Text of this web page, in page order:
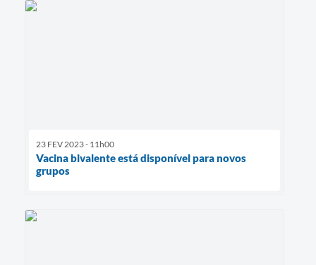
23 FEV 2023 - 11h00
Vacina bivalente está disponível para novos
grupos